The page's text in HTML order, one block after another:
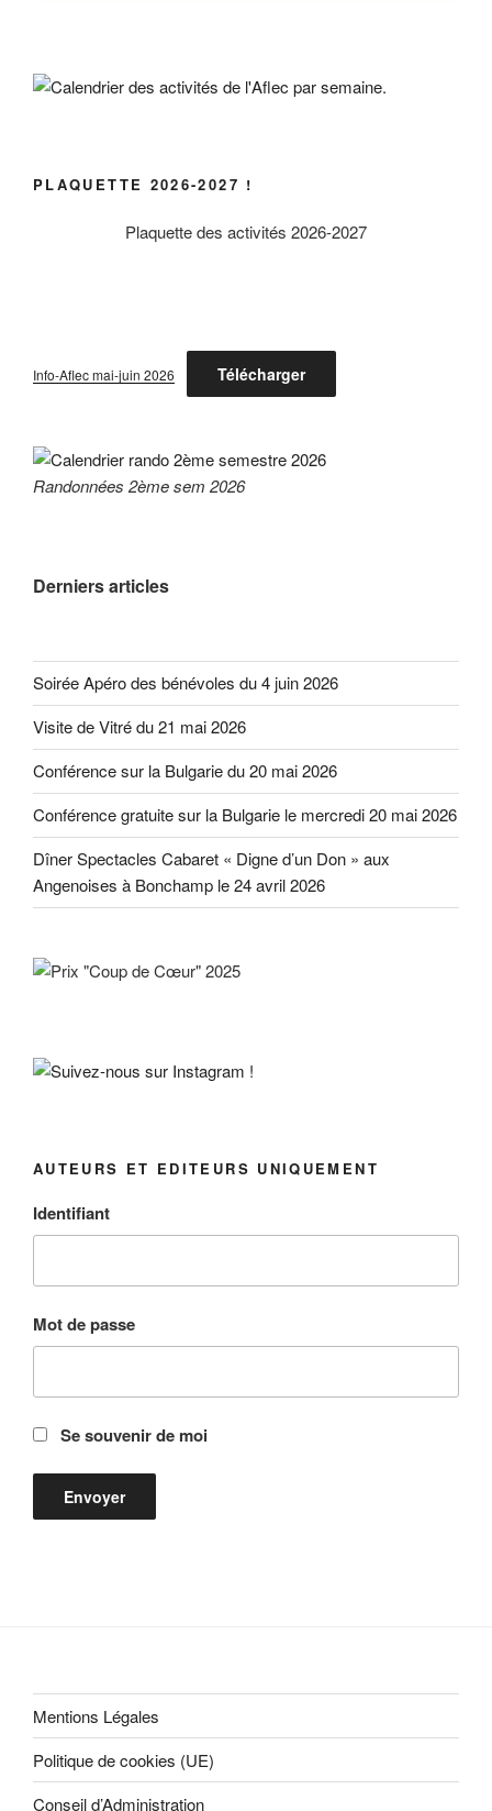
PLAQUETTE 2026-2027 !
Plaquette des activités 2026-2027
Info-Aflec mai-juin 2026 Télécharger
Randonnées 2ème sem 2026
Derniers articles
Soirée Apéro des bénévoles du 4 juin 2026
Visite de Vitré du 21 mai 2026
Conférence sur la Bulgarie du 20 mai 2026
Conférence gratuite sur la Bulgarie le mercredi 20 mai 2026
Dîner Spectacles Cabaret « Digne d’un Don » aux
Angenoises à Bonchamp le 24 avril 2026
AUTEURS ET EDITEURS UNIQUEMENT
Identifiant
Mot de passe
Se souvenir de moi
Mentions Légales
Politique de cookies (UE)
Conseil d’Administration